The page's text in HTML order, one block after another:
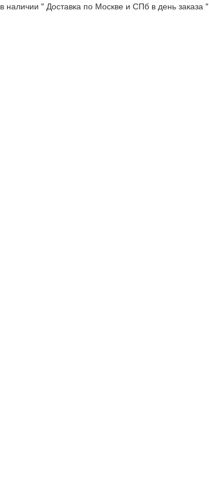
" Доставка по Москве и СПб в день заказа "